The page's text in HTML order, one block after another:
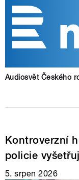
Audiosvět Českého
Kontroverzní
policie
5. srpen 2026